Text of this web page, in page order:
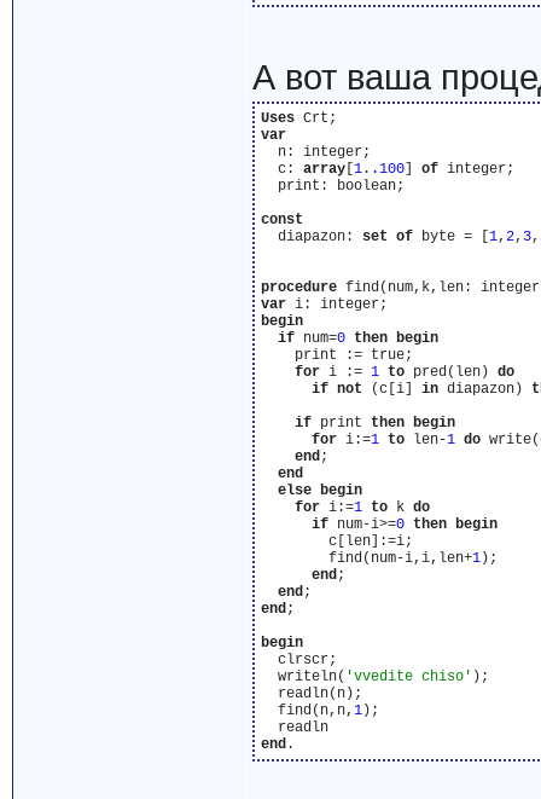
А вот ваша
Uses
var
  n: integer;
  c:
array[ 1. .100] of integer;
  print: boolean;
const
  diapazon:
set of byte = [ 1, 2, 3,
procedure
var
begin
if num=0 then begin
    print := true;
for i := 1 to pred(len) do
if not (c[i] in diapazon)
if print then begin
for i:=1 to len-1 do
end;
end
else begin
for i:=1 to k do
if num-i>=0 then begin
        c[len]:=i;
        find(num-i,i,len+
1);
end;
end
end;
begin
  clrscr;
  writeln(
'vvedite chiso' );
  readln(n);
  find(n,n,
1);
  readln
end